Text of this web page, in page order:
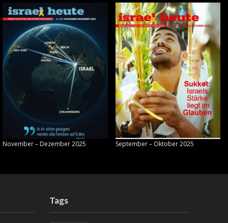
November – Dezember 2025 September – Oktober 2025
Tags